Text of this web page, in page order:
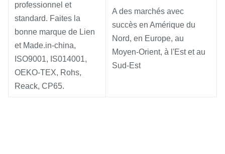
professionnel et
standard. Faites la
bonne marque de Lien
et Made.in-china,
ISO9001, IS014001,
OEKO-TEX, Rohs,
Reack, CP65.
A des marchés avec
succès en Amérique du
Nord, en Europe, au
Moyen-Orient, à l'Est et au
Sud-Est